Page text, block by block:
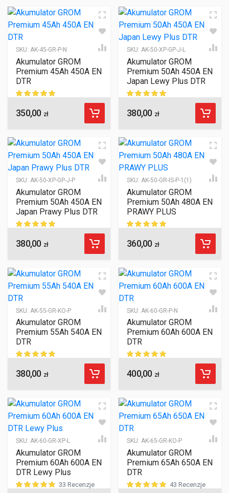
SKU: AK-45-GR-P-N
Akumulator GROM
Premium 45Ah 450A EN
DTR
ocen klientów
350,00 zł
SKU: AK-50-XP-GP-J-L
Akumulator GROM
Premium 50Ah 450A EN
Japan Lewy Plus DTR
ocen klientów
380,00 zł
SKU: AK-50-XP-GP-J-P
Akumulator GROM
Premium 50Ah 450A EN
Japan Prawy Plus DTR
ocen klientów
380,00 zł
SKU: AK-50-GR-IS-P-1(1)
Akumulator GROM
Premium 50Ah 480A EN
PRAWY PLUS
ocen klientów
360,00 zł
SKU: AK-55-GR-KO-P
Akumulator GROM
Premium 55Ah 540A EN
DTR
ocen klientów
380,00 zł
SKU: AK-60-GR-P-N
Akumulator GROM
Premium 60Ah 600A EN
DTR
ocen klientów
400,00 zł
SKU: AK-60-GR-XP-L
Akumulator GROM
Premium 60Ah 600A EN
DTR Lewy Plus
33 Recenzje
SKU: AK-65-GR-KO-P
Akumulator GROM
Premium 65Ah 650A EN
DTR
43 Recenzje